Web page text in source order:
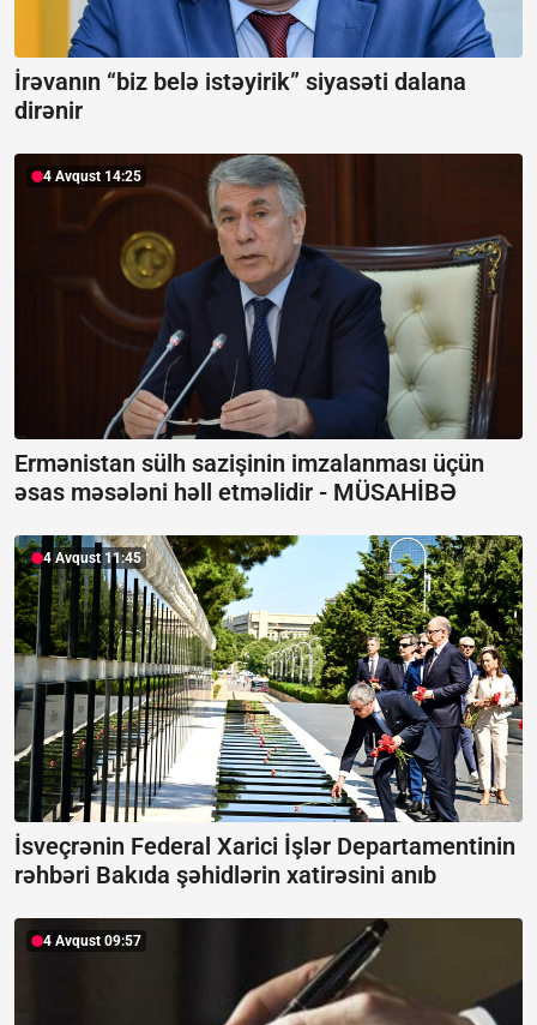
İrəvanın “biz belə istəyirik” siyasəti dalana
dirənir
4 Avqust 14:25
Ermənistan sülh sazişinin imzalanması üçün
əsas məsələni həll etməlidir - MÜSAHİBƏ
4 Avqust 11:45
İsveçrənin Federal Xarici İşlər Departamentinin
rəhbəri Bakıda şəhidlərin xatirəsini anıb
4 Avqust 09:57